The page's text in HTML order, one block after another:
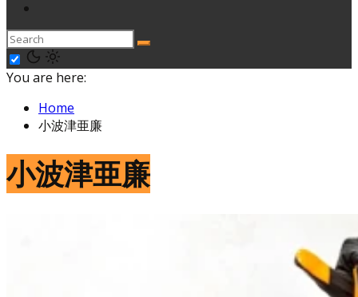
You are here:
Home
小波津亜廉
小波津亜廉